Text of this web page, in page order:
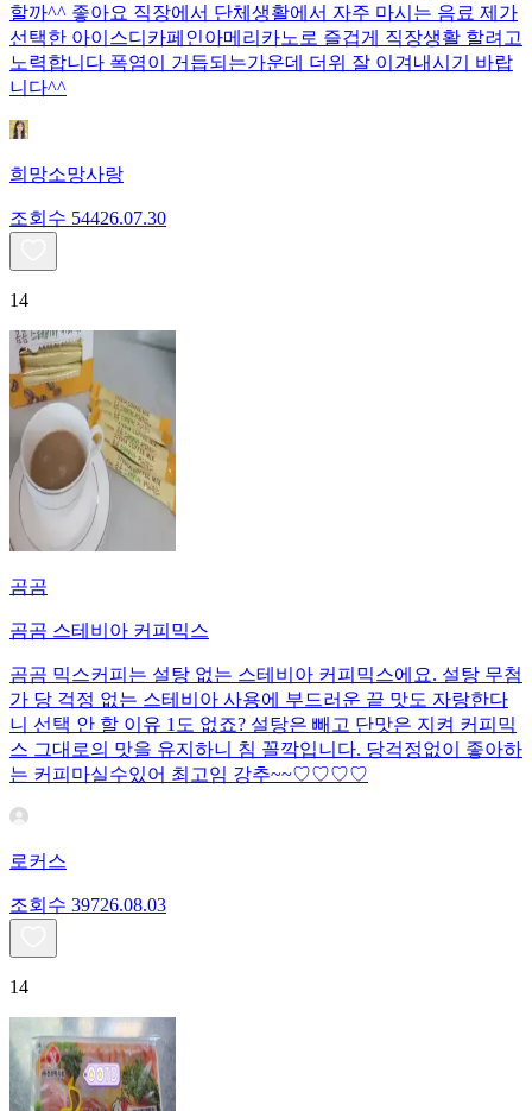
할까^^ 좋아요 직장에서 단체생활에서 자주 마시는 음료 제가
선택한 아이스디카페인아메리카노로 즐겁게 직장생활 할려고
노력합니다 폭염이 거듭되는가운데 더위 잘 이겨내시기 바랍
니다^^
희망소망사랑
조회수 54426.07.30
14
곰곰
곰곰 스테비아 커피믹스
곰곰 믹스커피는 설탕 없는 스테비아 커피믹스에요. 설탕 무첨
가 당 걱정 없는 스테비아 사용에 부드러운 끝 맛도 자랑한다
니 선택 안 할 이유 1도 없죠? 설탕은 빼고 단맛은 지켜 커피믹
스 그대로의 맛을 유지하니 침 꼴깍입니다. 당걱정없이 좋아하
는 커피마실수있어 최고임 강추~~♡♡♡♡
로커스
조회수 39726.08.03
14